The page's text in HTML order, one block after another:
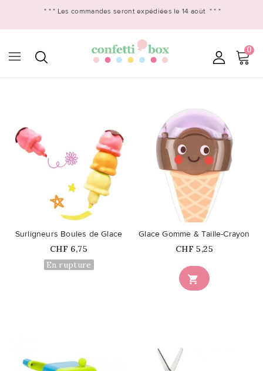
* * * Les commandes seront expédiées le 14 août * * *
0
Surligneurs Boules de Glace
Prix
CHF 6,75
En rupture

Glace Gomme & Taille-Crayon
Prix
CHF 5,25